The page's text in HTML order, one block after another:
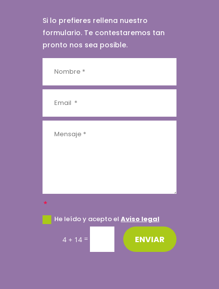
Si lo prefieres rellena nuestro
formulario. Te contestaremos tan
pronto nos sea posible.
He leído y acepto elAviso legal
4 + 14 = ENVIAR